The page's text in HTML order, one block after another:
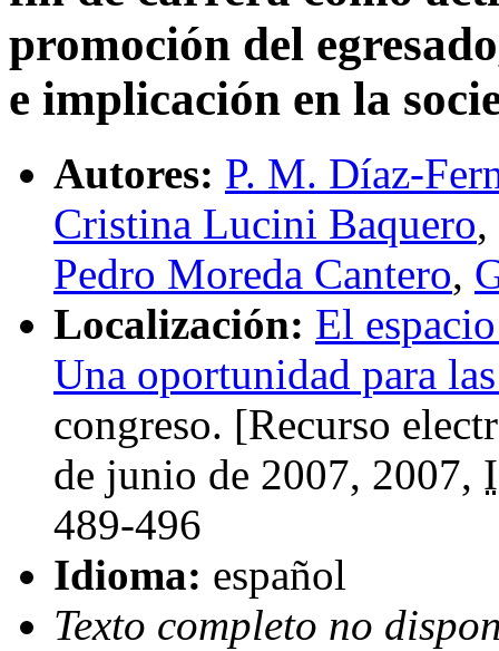
promoción del
e implicación en la
Autores: P. M. Díaz-
Cristina Lucini Baquero,
Pedro Moreda Cantero,
Localización: El
Una oportunidad para
congreso. [Recurso
de junio de 2007, 2007,
489-496
Idioma: español
Texto completo no